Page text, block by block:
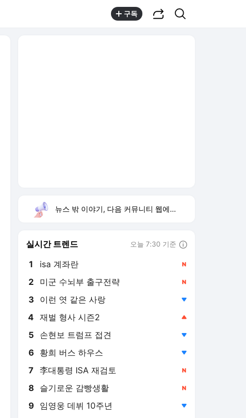
구독
뉴스 밖 이야기, 다음 커뮤니티 웹에서 보기
실시간 트렌드 오늘 7:30 기준
1 isa 계좌란
2 미군 수뇌부 출구전략
3 이런 엿 같은 사랑
4 재벌 형사 시즌2
5 손현보 트럼프 접견
6 황희 버스 하우스
7 李대통령 ISA 재검토
8 슬기로운 감빵생활
9 임영웅 데뷔 10주년